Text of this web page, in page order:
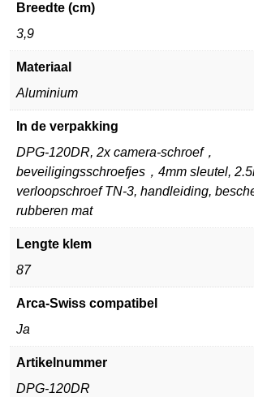
Breedte (cm)
3,9
Materiaal
Aluminium
In de verpakking
DPG-120DR, 2x camera-schroef，
beveiligingsschroefjes，4mm sleutel,
verloopschroef TN-3, handleiding,
rubberen mat
Lengte klem
87
Arca-Swiss compatibel
Ja
Artikelnummer
DPG-120DR